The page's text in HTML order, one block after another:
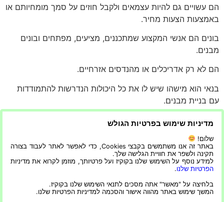
הם עשויים גם להיות עצמאים ולקבל חוזים על סמך מומחיותם או
באמצעות הצעות מחיר.
בונים הם אנשי המקצוע שמתכננים, מציעים, מפתחים ובונים
מבנים.
הם לא רק אדריכלים או מהנדסים אזרחיים.
בנאי הוא מישהו שיש לו את כל היכולות הנדרשות להתמודדות
עם בניית מבנים.
הדוגמה הנפוצה ביותר של בונים הם יזמים לפרויקטים למגורים
קבלני הבניין הטובים ביותר הם אלו שיודעים לבצע את העבודה
בצורה נכונה ובזמן.
יש להם גם תחושה של מה אתה צריך ואיך לגרום לבית שלך
להיראות הכי טוב.
מדיניות שימוש בפרטיות הגולש
שלום!
באתר זה אנו משתמשים בקבצי Cookies, כדי לאפשר לאתר לעבוד בצורה
תקינה ולשפר את חוויית הגלישה שלך.
למידע נוסף על השימוש שלנו בקוקיז ועל פרטיותך, מוזמן לקרוא את מדיניות
הפרטיות שלנו.
בלחיצה על "מאשר" אתה מסכים לתנאי השימוש שלנו בקוקיז.
המשך שימוש באתר מהווה אישור והסכמה למדיניות הפרטיות שלנו.